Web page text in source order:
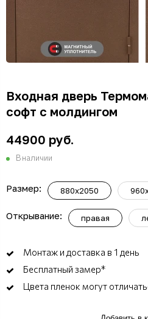
Входная дверь
софт с молдингом
44900 руб.
В наличии
Размер: 880x2050
Открывание: правая
Монтаж и доставка в 1 день
Бесплатный замер*
Цвета пленок могут